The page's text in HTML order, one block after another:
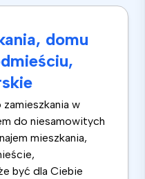
domu
w
do niesamowitych
mieszkania,
być dla Ciebie